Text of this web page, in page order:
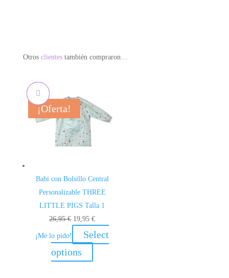
Otros clientestambién compraron…
¡Oferta!
Babi con Bolsillo Central
Personalizable THREE
LITTLE PIGS Talla 1
26,95€ El
precio
original
era:
19,95€El
precio
actual
¡Me lo pido!
Select
options
¡Oferta!
¡Oferta!
¡Oferta!